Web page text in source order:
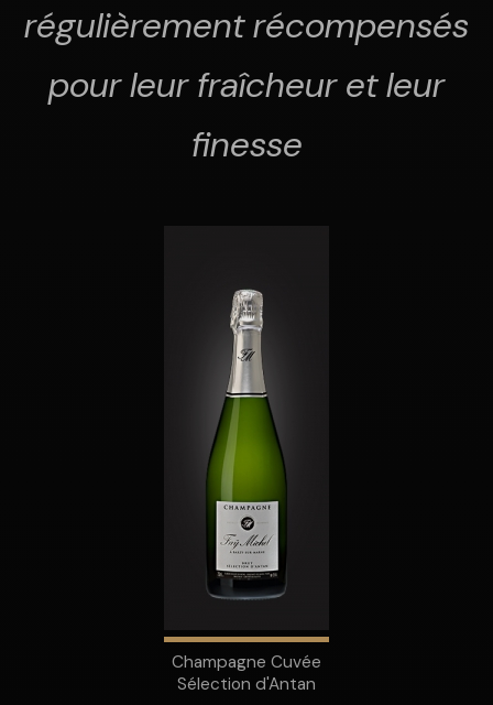
régulièrement récompensés
pour leur fraîcheur et leur
finesse
Champagne Cuvée
Sélection d'Antan